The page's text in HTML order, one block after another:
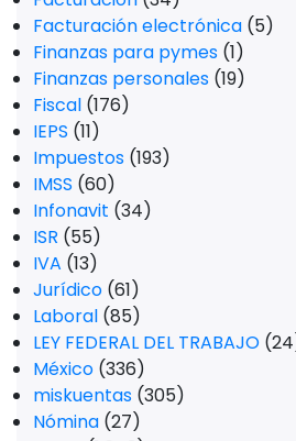
Facturación electrónica (5)
Finanzas para pymes (1)
Finanzas personales (19)
Fiscal (176)
IEPS (11)
Impuestos (193)
IMSS (60)
Infonavit (34)
ISR (55)
IVA (13)
Jurídico (61)
Laboral (85)
LEY FEDERAL DEL TRABAJO
México (336)
miskuentas (305)
Nómina (27)